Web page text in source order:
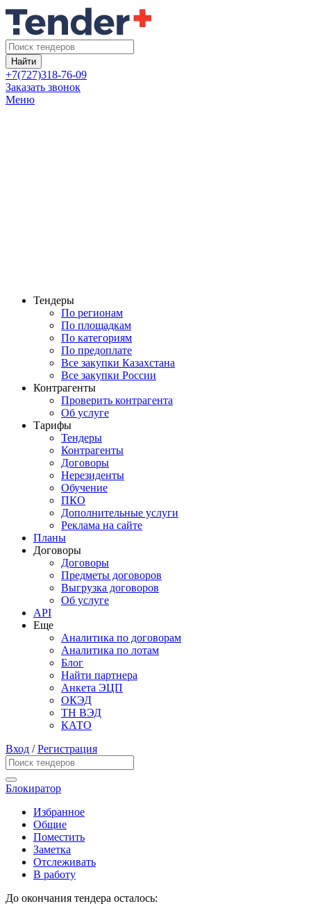
Найти
+7(727)318-76-09
Заказать звонок
Меню
Тендеры
По регионам
По площадкам
По категориям
По предоплате
Все закупки Казахстана
Все закупки России
Контрагенты
Проверить контрагента
Об услуге
Тарифы
Тендеры
Контрагенты
Договоры
Нерезиденты
Обучение
ПКО
Дополнительные услуги
Реклама на сайте
Планы
Договоры
Договоры
Предметы договоров
Выгрузка договоров
Об услуге
API
Еще
Аналитика по договорам
Аналитика по лотам
Блог
Найти партнера
Анкета ЭЦП
ОКЭД
ТН ВЭД
КАТО
Вход /Регистрация
Блокиратор
Избранное
Общие
Поместить
Заметка
Отслеживать
В работу
До окончания тендера осталось: